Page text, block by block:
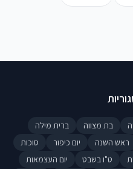
בת מצווה
ברית מילה
ראש השנה יום כיפור
סוכות
ט"ו בשבט
יום העצמאות